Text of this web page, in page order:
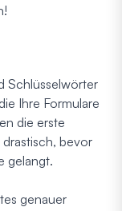
Schlüsselwörter
Ihre Formulare
die erste
bevor
gelangt.
genauer